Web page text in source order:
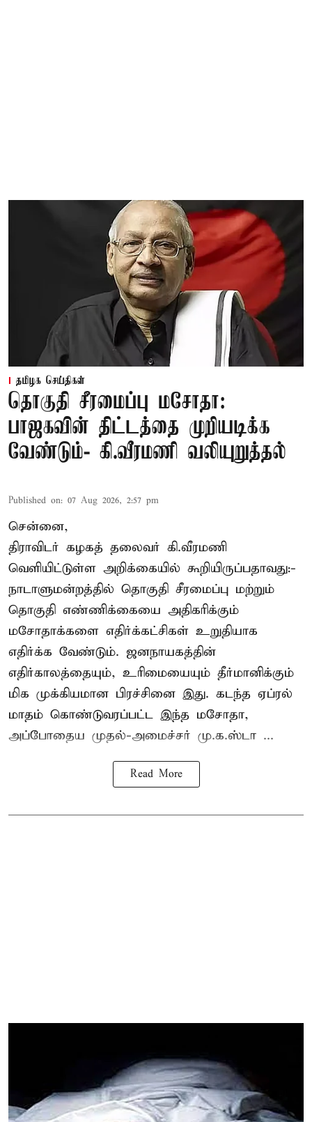
தமிழக செய்திகள்
தொகுதி சீரமைப்பு மசோதா:
பாஜகவின் திட்டத்தை முறியடிக்க
வேண்டும்- கி.வீரமணி வலியுறுத்தல்
Published on: 07 Aug 2026, 2:57 pm
சென்னை,
திராவிடர் கழகத் தலைவர் கி.வீரமணி
வெளியிட்டுள்ள அறிக்கையில் கூறியிருப்பதாவது:-
நாடாளுமன்றத்தில் தொகுதி சீரமைப்பு மற்றும்
தொகுதி எண்ணிக்கையை அதிகரிக்கும்
மசோதாக்களை எதிர்க்கட்சிகள் உறுதியாக
எதிர்க்க வேண்டும். ஜனநாயகத்தின்
எதிர்காலத்தையும், உரிமையையும் தீர்மானிக்கும்
மிக முக்கியமான பிரச்சினை இது. கடந்த ஏப்ரல்
மாதம் கொண்டுவரப்பட்ட இந்த மசோதா,
அப்போதைய முதல்-அமைச்சர் மு.க.ஸ்டா ...
Read More